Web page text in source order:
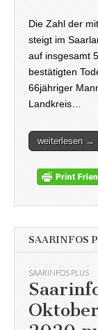
Die Zahl der
steigt im
auf insgesamt
bestätigten
66jähriger
Landkreis…
weiterlesen →
SAARINFOS
SAARINFOS PLUS